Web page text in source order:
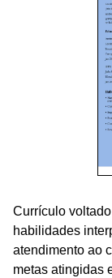
Currículo
habilidades
atendimento ao
metas atingidas